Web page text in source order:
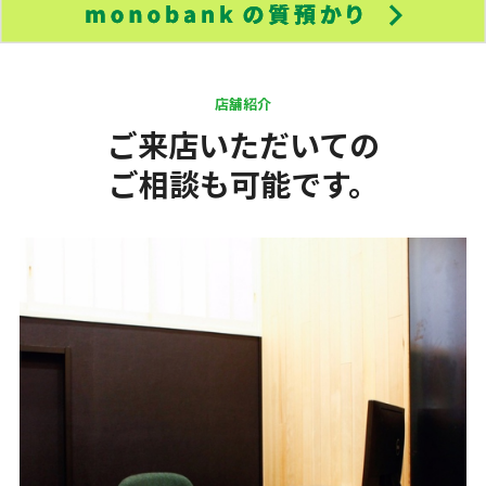
店舗紹介
ご来店いただいての
ご相談も可能です。